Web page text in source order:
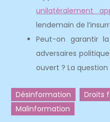
unilatéralement
lendemain de
Peut-on garantir
adversaires
ouvert ? La
Désinformation
Droits
Malinformation